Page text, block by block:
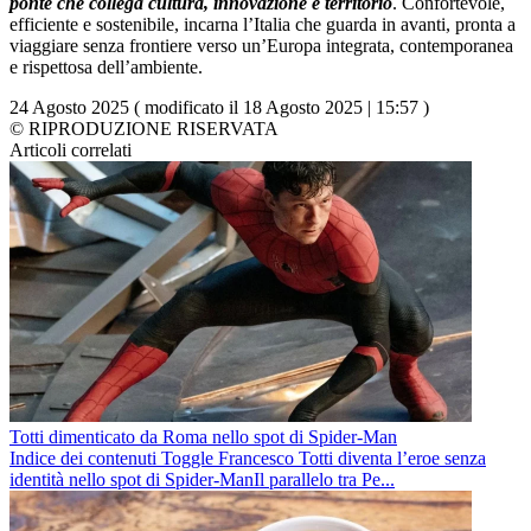
efficiente e sostenibile, incarna l’Italia che guarda in avanti, pronta a
viaggiare senza frontiere verso un’Europa integrata, contemporanea
e rispettosa dell’ambiente.
24 Agosto 2025 ( modificato il 18 Agosto 2025 | 15:57 )
© RIPRODUZIONE RISERVATA
Articoli correlati
Totti dimenticato da Roma nello spot di Spider-Man
Indice dei contenuti Toggle Francesco Totti diventa l’eroe senza
identità nello spot di Spider-ManIl parallelo tra Pe...